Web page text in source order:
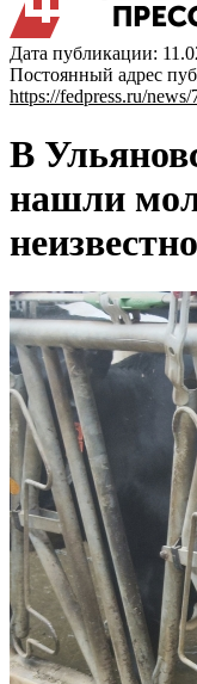
Дата публикации:
Постоянный адрес
https://fedpress.ru/
В
нашли